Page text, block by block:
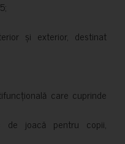
și exterior, destinat
care cuprinde
de joacă pentru copii,